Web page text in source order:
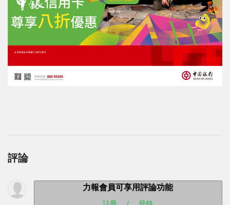
評論
力報會員可享用評論功能
註冊 / 登錄